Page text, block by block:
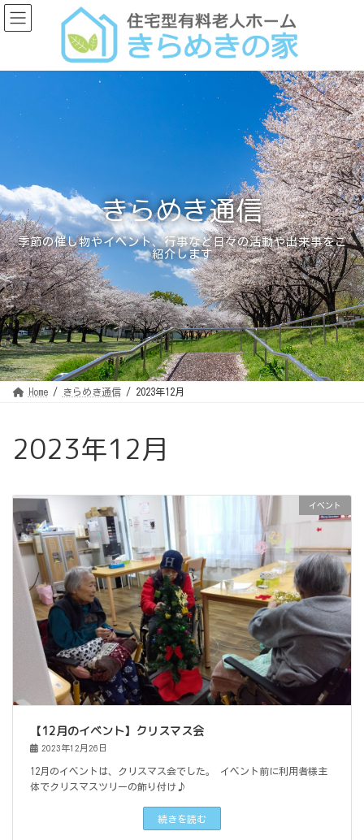
コ
ン
テ
へ
ナ
ビ
ゲ
ョ
きらめき通信
季節の催し物やイベント、行事など日々の活動や出来事をご
紹介します
Home きらめき通信 2023年12月
2023年12月
イベント
【12月のイベント】クリスマス会
2023年12月26日
12月のイベントは、クリスマス会でした。 イベント前に利用者様主
体でクリスマスツリーの飾り付け♪
続きを読む